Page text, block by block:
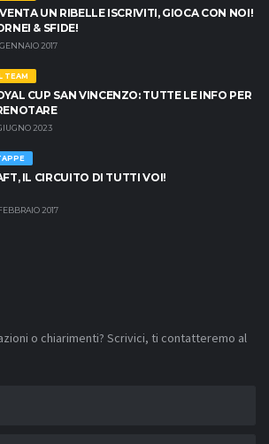
UN RIBELLE ISCRIVITI, GIOCA CON NOI!
& SFIDE!
2017
TEAM
CUP SAN VINCENZO: TUTTE LE INFO PER
2023
IL CIRCUITO DI TUTTI VOI!
2017
o chiarimenti? Scrivici, ti contatteremo al